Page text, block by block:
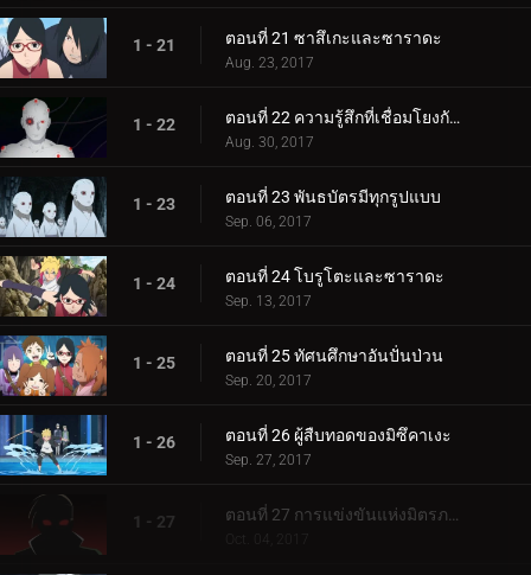
1 - 21 ตอนที่ 21 ซาสึเกะและซาราดะ
Aug. 23, 2017
1 - 22 ตอนที่ 22 ความรู้สึกที่เชื่อมโยงกัน
Aug. 30, 2017
1 - 23 ตอนที่ 23 พันธบัตรมีทุกรูปแบบ
Sep. 06, 2017
1 - 24 ตอนที่ 24 โบรูโตะและซาราดะ
Sep. 13, 2017
1 - 25 ตอนที่ 25 ทัศนศึกษาอันปั่นป่วน
Sep. 20, 2017
1 - 26 ตอนที่ 26 ผู้สืบทอดของมิซึคาเงะ
Sep. 27, 2017
1 - 27
Oct. 04, 2017